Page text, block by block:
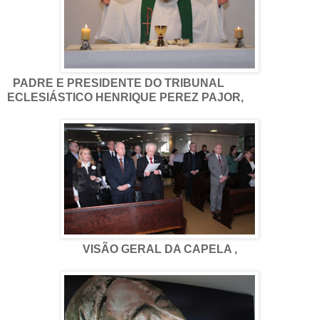
PADRE E PRESIDENTE DO TRIBUNAL
ECLESIÁSTICO HENRIQUE PEREZ PAJOR,
VISÃO GERAL DA CAPELA ,